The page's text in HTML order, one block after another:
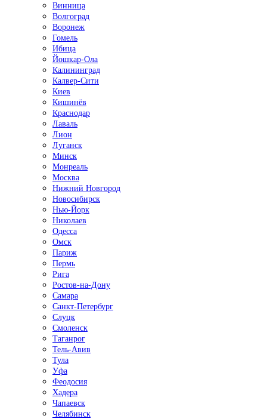
Винница
Волгоград
Воронеж
Гомель
Ибица
Йошкар-Ола
Калининград
Калвер-Сити
Киев
Кишинёв
Краснодар
Лаваль
Лион
Луганск
Минск
Монреаль
Москва
Нижний Новгород
Новосибирск
Нью-Йорк
Николаев
Одесса
Омск
Париж
Пермь
Рига
Ростов-на-Дону
Самара
Санкт-Петербург
Слуцк
Смоленск
Таганрог
Тель-Авив
Тула
Уфа
Феодосия
Хадера
Чапаевск
Челябинск